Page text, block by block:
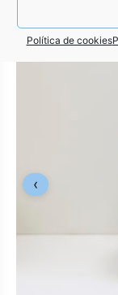
Política de cookies
CUBO
‹